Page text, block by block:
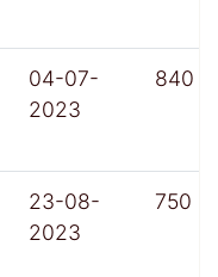
04-07-
2023
840
23-08-
2023
750